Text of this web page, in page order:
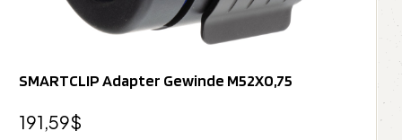
SMARTCLIP Adapter Gewinde M52X0,75
191,59$